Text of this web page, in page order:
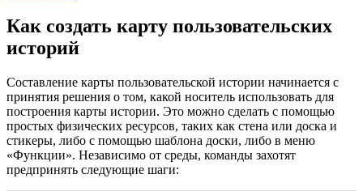
Как создать карту пользовательских
историй
Составление карты пользовательской истории начинается с
принятия решения о том, какой носитель использовать для
построения карты истории. Это можно сделать с помощью
простых физических ресурсов, таких как стена или доска и
стикеры, либо с помощью шаблона доски, либо в меню
«Функции». Независимо от среды, команды захотят
предпринять следующие шаги: